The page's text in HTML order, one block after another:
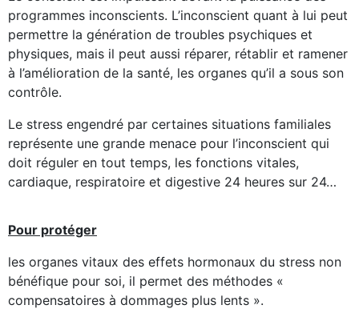
programmes inconscients. L’inconscient quant à lui peut
permettre la génération de troubles psychiques et
physiques, mais il peut aussi réparer, rétablir et ramener
à l’amélioration de la santé, les organes qu’il a sous son
contrôle.
Le stress engendré par certaines situations familiales
représente une grande menace pour l’inconscient qui
doit réguler en tout temps, les fonctions vitales,
cardiaque, respiratoire et digestive 24 heures sur 24…
Pour protéger
les organes vitaux des effets hormonaux du stress non
bénéfique pour soi, il permet des méthodes «
compensatoires à dommages plus lents ».